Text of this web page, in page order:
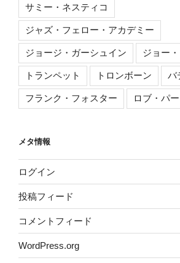
サミー・ネスティコ
ジャズ・フェロー・アカデミー
ジョージ・ガーシュイン ジョー
トランペット トロンボーン バ
フランク・フォスター ロブ・パ
メタ情報
ログイン
投稿フィード
コメントフィード
WordPress.org